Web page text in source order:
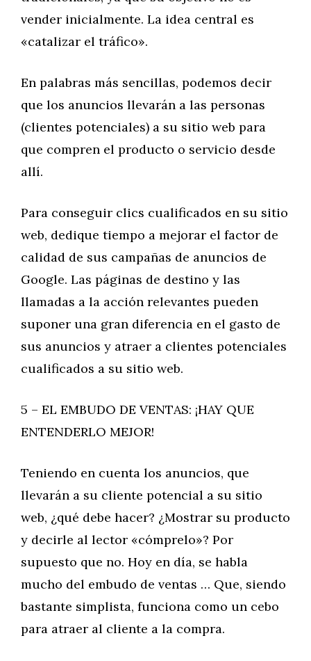
vender inicialmente. La idea central es
«catalizar el tráfico».
En palabras más sencillas, podemos decir
que los anuncios llevarán a las personas
(clientes potenciales) a su sitio web para
que compren el producto o servicio desde
allí.
Para conseguir clics cualificados en su sitio
web, dedique tiempo a mejorar el factor de
calidad de sus campañas de anuncios de
Google. Las páginas de destino y las
llamadas a la acción relevantes pueden
suponer una gran diferencia en el gasto de
sus anuncios y atraer a clientes potenciales
cualificados a su sitio web.
5 – EL EMBUDO DE VENTAS: ¡HAY QUE
ENTENDERLO MEJOR!
Teniendo en cuenta los anuncios, que
llevarán a su cliente potencial a su sitio
web, ¿qué debe hacer? ¿Mostrar su producto
y decirle al lector «cómprelo»? Por
supuesto que no. Hoy en día, se habla
mucho del embudo de ventas … Que, siendo
bastante simplista, funciona como un cebo
para atraer al cliente a la compra.